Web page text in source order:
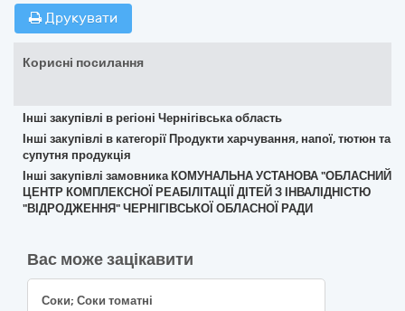
Друкувати
Корисні посилання
Інші закупівлі в регіоні Чернігівська область
Інші закупівлі в категорії Продукти харчування, напої, тютюн та
супутня продукція
Інші закупівлі замовника КОМУНАЛЬНА УСТАНОВА "ОБЛАСНИЙ
ЦЕНТР КОМПЛЕКСНОЇ РЕАБІЛІТАЦІЇ ДІТЕЙ З ІНВАЛІДНІСТЮ
"ВІДРОДЖЕННЯ" ЧЕРНІГІВСЬКОЇ ОБЛАСНОЇ РАДИ
Вас може зацікавити
Соки; Соки томатні